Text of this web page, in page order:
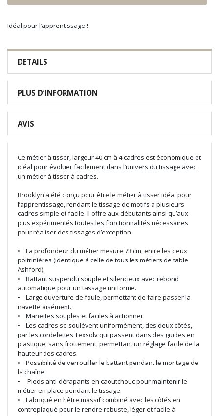
Idéal pour l’apprentissage !
DETAILS
PLUS D’INFORMATION
AVIS
Ce métier à tisser, largeur 40 cm à 4 cadres est économique et
idéal pour évoluer facilement dans l’univers du tissage avec
un métier à tisser à cadres.
Brooklyn a été conçu pour être le métier à tisser idéal pour
l’apprentissage, rendant le tissage de motifs à plusieurs
cadres simple et facile. Il offre aux débutants ainsi qu’aux
plus expérimentés toutes les fonctionnalités nécessaires
pour réaliser des tissages d’exception.
• La profondeur du métier mesure 73 cm, entre les deux
poitrinières (identique à celle de tous les métiers de table
Ashford).
• Battant suspendu souple et silencieux avec rebond
automatique pour un tassage uniforme.
• Large ouverture de foule, permettant de faire passer la
navette aisément.
• Manettes souples et faciles à actionner.
• Les cadres se soulèvent uniformément, des deux côtés,
par les cordelettes Texsolv qui passent dans des guides en
plastique, sans frottement, permettant un réglage facile de la
hauteur des cadres.
• Possibilité de verrouiller le battant pendant le montage de
la chaîne.
• Pieds anti-dérapants en caoutchouc pour maintenir le
métier en place pendant le tissage.
• Fabriqué en hêtre massif combiné avec les côtés en
contreplaqué pour le rendre robuste, léger et facile à